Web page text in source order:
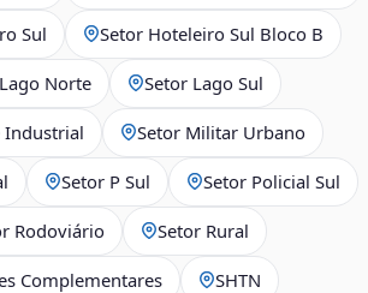
Sul Setor Hoteleiro Sul Bloco B
Norte Setor Lago Sul
Industrial Setor Militar Urbano
Setor P Sul Setor Policial Sul
Rodoviário Setor Rural
Complementares SHTN